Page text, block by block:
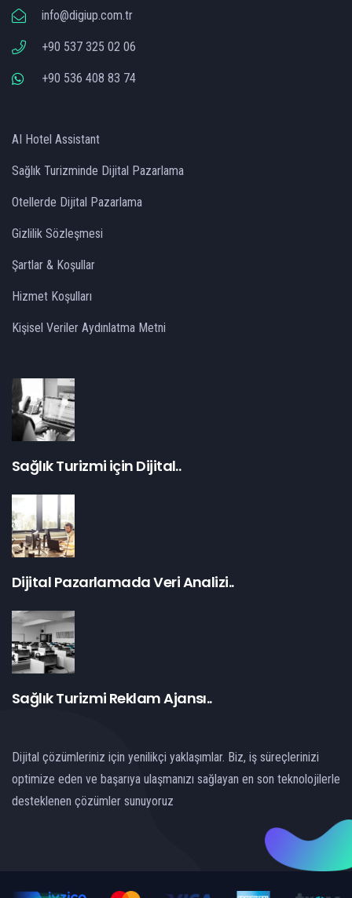
info@digiup.com.tr
+90 537 325 02 06
+90 536 408 83 74
AI Hotel Assistant
Sağlık Turizminde Dijital Pazarlama
Otellerde Dijital Pazarlama
Gizlilik Sözleşmesi
Şartlar & Koşullar
Hizmet Koşulları
Kişisel Veriler Aydınlatma Metni
Sağlık Turizmi için Dijital..
Dijital Pazarlamada Veri Analizi..
Sağlık Turizmi Reklam Ajansı..
Dijital çözümleriniz için yenilikçi yaklaşımlar. Biz, iş süreçlerinizi
optimize eden ve başarıya ulaşmanızı sağlayan en son teknolojilerle
desteklenen çözümler sunuyoruz